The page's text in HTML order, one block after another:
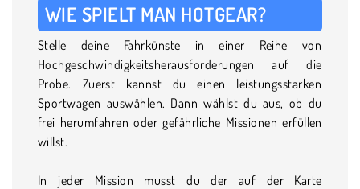
WIE SPIELT MAN HOTGEAR?
Stelle deine Fahrkünste in einer Reihe von
Hochgeschwindigkeitsherausforderungen auf die
Probe. Zuerst kannst du einen leistungsstarken
Sportwagen auswählen. Dann wählst du aus, ob du
frei herumfahren oder gefährliche Missionen erfüllen
willst.
In jeder Mission musst du der auf der Karte